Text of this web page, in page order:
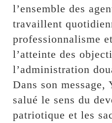
l’ensemble des
travaillent
professionnalisme
l’atteinte des
l’administration
Dans son message,
salué le sens du
patriotique et les